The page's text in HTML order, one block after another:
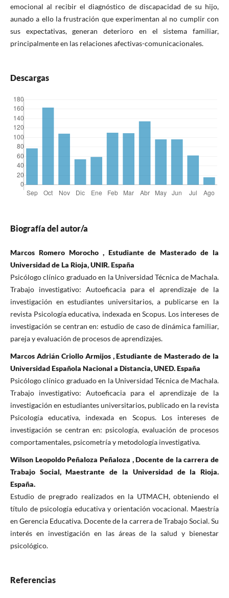
emocional al recibir el diagnóstico de discapacidad de su hijo,
aunado a ello la frustración que experimentan al no cumplir con
sus expectativas, generan deterioro en el sistema familiar,
principalmente en las relaciones afectivas-comunicacionales.
Descargas
Biografía del autor/a
Marcos Romero Morocho , Estudiante de Masterado de la
Universidad de La Rioja, UNIR. España
Psicólogo clínico graduado en la Universidad Técnica de Machala.
Trabajo investigativo: Autoeficacia para el aprendizaje de la
investigación en estudiantes universitarios, a publicarse en la
revista Psicología educativa, indexada en Scopus. Los intereses de
investigación se centran en: estudio de caso de dinámica familiar,
pareja y evaluación de procesos de aprendizajes.
Marcos Adrián Criollo Armijos , Estudiante de Masterado de la
Universidad Española Nacional a Distancia, UNED. España
Psicólogo clínico graduado en la Universidad Técnica de Machala.
Trabajo investigativo: Autoeficacia para el aprendizaje de la
investigación en estudiantes universitarios, publicado en la revista
Psicología educativa, indexada en Scopus. Los intereses de
investigación se centran en: psicología, evaluación de procesos
comportamentales, psicometría y metodología investigativa.
Wilson Leopoldo Peñaloza Peñaloza , Docente de la carrera de
Trabajo Social, Maestrante de la Universidad de la Rioja.
España.
Estudio de pregrado realizados en la UTMACH, obteniendo el
título de psicología educativa y orientación vocacional. Maestría
en Gerencia Educativa. Docente de la carrera de Trabajo Social. Su
interés en investigación en las áreas de la salud y bienestar
psicológico.
Referencias